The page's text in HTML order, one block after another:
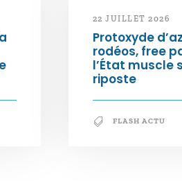
22 JUILLET 2026
Protoxyde
rodéos, free
l’État muscle
riposte
FLASH ACTU